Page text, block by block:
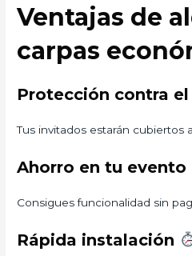
Ventajas de
carpas
Protección contra
Tus invitados estarán cubiertos
Ahorro en tu evento
Consigues funcionalidad sin
Rápida instalación